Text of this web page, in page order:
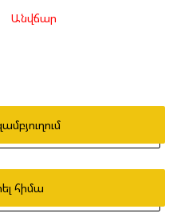
Անվճար
հիմա